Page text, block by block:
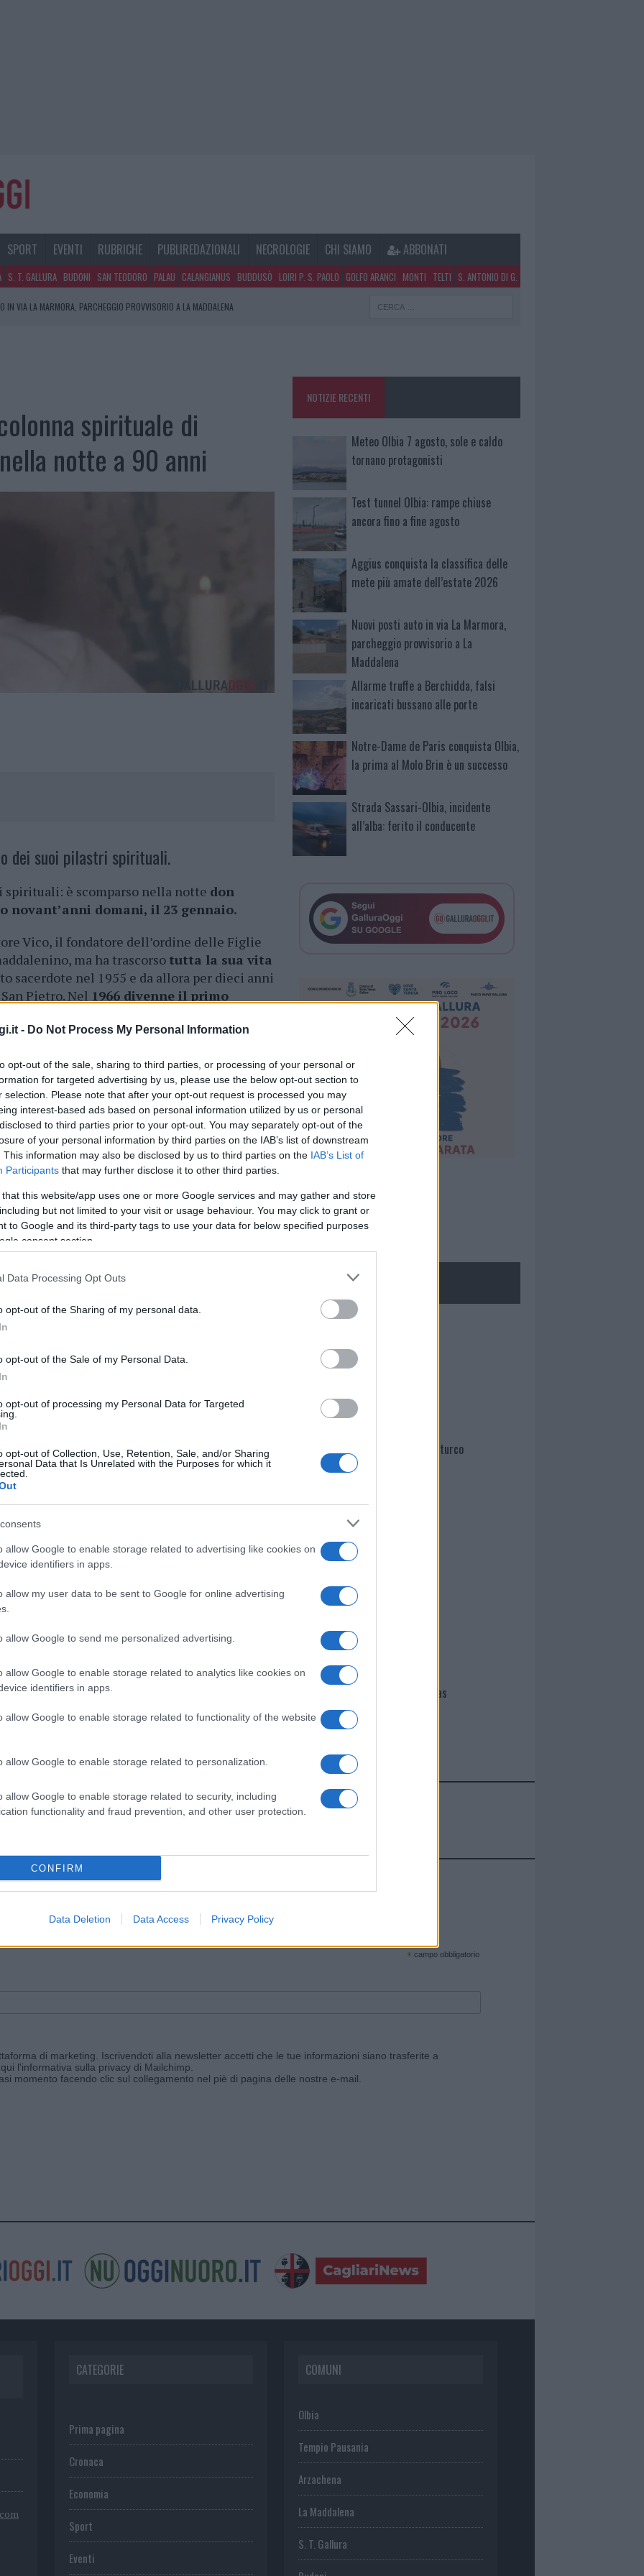
- Do Not Process My Personal Information
opt-out of the sale, sharing to third parties, or processing of your personal or
for targeted advertising by us, please use the below opt-out section to
selection. Please note that after your opt-out request is processed you may
interest-based ads based on personal information utilized by us or personal
to third parties prior to your opt-out. You may separately opt-out of the
of your personal information by third parties on the IAB’s list of downstream
This information may also be disclosed by us to third parties on the IAB’s List of
Participants that may further disclose it to other third parties.
that this website/app uses one or more Google services and may gather and store
but not limited to your visit or usage behaviour. You may click to grant or
to Google and its third-party tags to use your data for below specified purposes
consent section.
Data Processing Opt Outs
opt-out of the Sharing of my personal data.
opt-out of the Sale of my Personal Data.
opt-out of processing my Personal Data for Targeted
opt-out of Collection, Use, Retention, Sale, and/or Sharing
Data that Is Unrelated with the Purposes for which it
allow Google to enable storage related to advertising like cookies on
identifiers in apps.
allow my user data to be sent to Google for online advertising
allow Google to send me personalized advertising.
allow Google to enable storage related to analytics like cookies on
identifiers in apps.
allow Google to enable storage related to functionality of the website
allow Google to enable storage related to personalization.
allow Google to enable storage related to security, including
functionality and fraud prevention, and other user protection.
CONFIRM
Data Deletion Data Access Privacy Policy
SPORT EVENTI RUBRICHE PUBLIREDAZIONALI NECROLOGIE CHI SIAMO ABBONATI
S. T. GALLURA BUDONI SAN TEODORO PALAU CALANGIANUS BUDDUSÒ LOIRI P. S. PAOLO GOLFO ARANCI MONTI TELTI S. ANTONIO DI G.
IN VIA LA MARMORA, PARCHEGGIO PROVVISORIO A LA MADDALENA
spirituale di
notte a 90 anni
dei suoi pilastri spirituali.
è scomparso nella notte don
novant’anni domani, il 23 gennaio.
Vico, il fondatore dell’ordine delle Figlie
ma ha trascorso tutta la sua vita
sacerdote nel 1955 e da allora per dieci anni
Pietro. Nel 1966 divenne il primo
del Sacro Cuore
chiesa parrocchiale terminata ed inaugurata
2019.
la scomparsa di don Salvatore Vico
ai giovani e alle giovani famiglie.Fu
, alla cui Promessa rimase sempre legato,
Nel 1979 si offrì come intermediario
di Fabrizio De André. Fu anche
alle medie edi teologia all’Istituto di
e da circa otto anni prestava servizio
Letizia dove si è spento la scorsa notte.
riservata e discreta, al limite della
presente e capace di dimostrare sempre il
risultava sempre chiara e
cliccando qui
nella sezione
dal menù del sito o
ISSR
Notizie Tempio
Cuore Tempio
Parroco Tempio Pausania
Prossimo articolo
NOTIZIE RECENTI
Meteo Olbia 7 agosto, sole e caldo
tornano protagonisti
Test tunnel Olbia: rampe chiuse
ancora fino a fine agosto
Aggius conquista la classifica delle
mete più amate dell’estate 2026
Nuovi posti auto in via La Marmora,
parcheggio provvisorio a La
Maddalena
Allarme truffe a Berchidda, falsi
incaricati bussano alle porte
Notre-Dame de Paris conquista Olbia,
la prima al Molo Brin è un successo
Strada Sassari-Olbia, incidente
all’alba: ferito il conducente
NECROLOGIE
Martina Agostina Diturco
I nostri cari
I nostri cari
Giovannimaria Cabras
Invia un Comunicato Stampa|Pubblicità|Segnala
e ricevi le nostre email periodiche contenenti le ultime notizie pubblicate sul sito web!
* campo obbligatorio
di marketing. Iscrivendoti alla newsletter accetti che le tue informazioni siano trasferite a
l'informativa sulla privacy di Mailchimp
momento facendo clic sul collegamento nel piè di pagina delle nostre e-mail.
CATEGORIE
Prima pagina
Cronaca
Economia
Sport
Eventi
COMUNI
Olbia
Tempio Pausania
Arzachena
La Maddalena
S. T. Gallura